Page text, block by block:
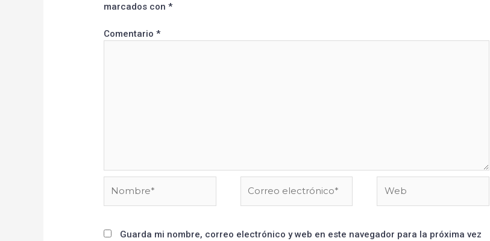
marcados con*
Comentario*
Guarda mi nombre, correo electrónico y web en este navegador para la próxima vez